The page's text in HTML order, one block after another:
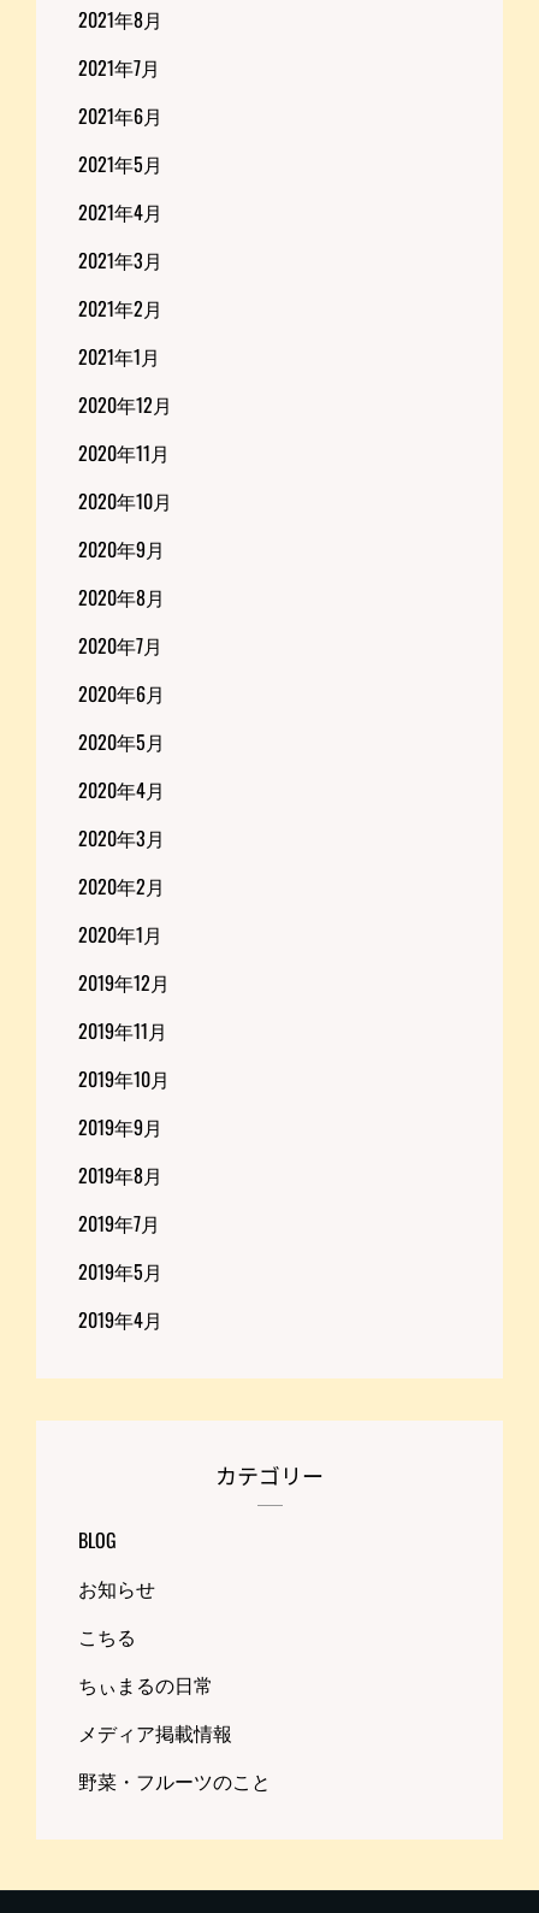
2021年8月
2021年7月
2021年6月
2021年5月
2021年4月
2021年3月
2021年2月
2021年1月
2020年12月
2020年11月
2020年10月
2020年9月
2020年8月
2020年7月
2020年6月
2020年5月
2020年4月
2020年3月
2020年2月
2020年1月
2019年12月
2019年11月
2019年10月
2019年9月
2019年8月
2019年7月
2019年5月
2019年4月
カテゴリー
BLOG
お知らせ
こちる
ちぃまるの日常
メディア掲載情報
野菜・フルーツのこと